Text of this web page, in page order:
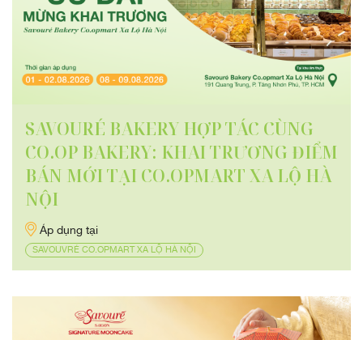
SAVOURÉ BAKERY HỢP TÁC CÙNG
CO.OP BAKERY: KHAI TRƯƠNG ĐIỂM
BÁN MỚI TẠI CO.OPMART XA LỘ HÀ
NỘI
Áp dụng tại
SAVOUVRÉ CO.OPMART XA LỘ HÀ NỘI